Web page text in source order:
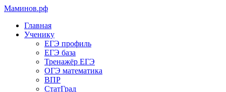
Маминов.рф
Главная
Ученику
ЕГЭ профиль
ЕГЭ база
Тренажёр ЕГЭ
ОГЭ математика
ВПР
СтатГрад